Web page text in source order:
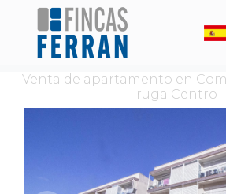
Venta de apartamento en
ruga Centro